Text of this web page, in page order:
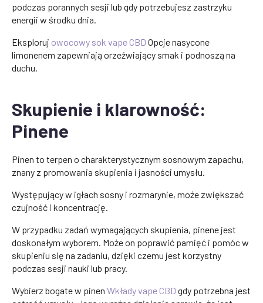
podczas porannych sesji lub gdy potrzebujesz zastrzyku
energii w środku dnia.
Eksploruj owocowy sok vape CBD Opcje nasycone
limonenem zapewniają orzeźwiający smak i podnoszą na
duchu.
Skupienie i klarowność:
Pinene
Pinen to terpen o charakterystycznym sosnowym zapachu,
znany z promowania skupienia i jasności umysłu.
Występujący w igłach sosny i rozmarynie, może zwiększać
czujność i koncentrację.
W przypadku zadań wymagających skupienia, pinene jest
doskonałym wyborem. Może on poprawić pamięć i pomóc w
skupieniu się na zadaniu, dzięki czemu jest korzystny
podczas sesji nauki lub pracy.
Wybierz bogate w pinen Wkłady vape CBD gdy potrzebna jest